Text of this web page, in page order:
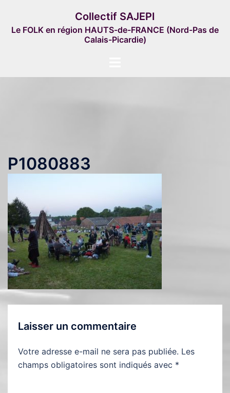
contenu
Collectif SAJEPI
Le FOLK en région HAUTS-de-FRANCE (Nord-Pas de
Calais-Picardie)
P1080883
Laisser un commentaire
Votre adresse e-mail ne sera pas publiée. Les
champs obligatoires sont indiqués avec *